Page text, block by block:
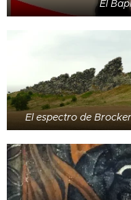
El
El espectro de